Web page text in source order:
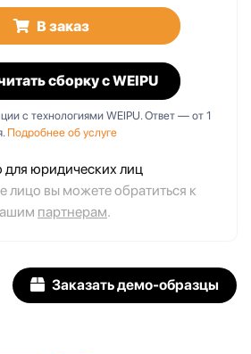
В заказ
сборкус WEIPU
с технологиями WEIPU. Ответ — от 1
Подробнее об услуге
для юридических лиц
лицо вы можете обратиться к
партнерам.
Заказать демо-образцы